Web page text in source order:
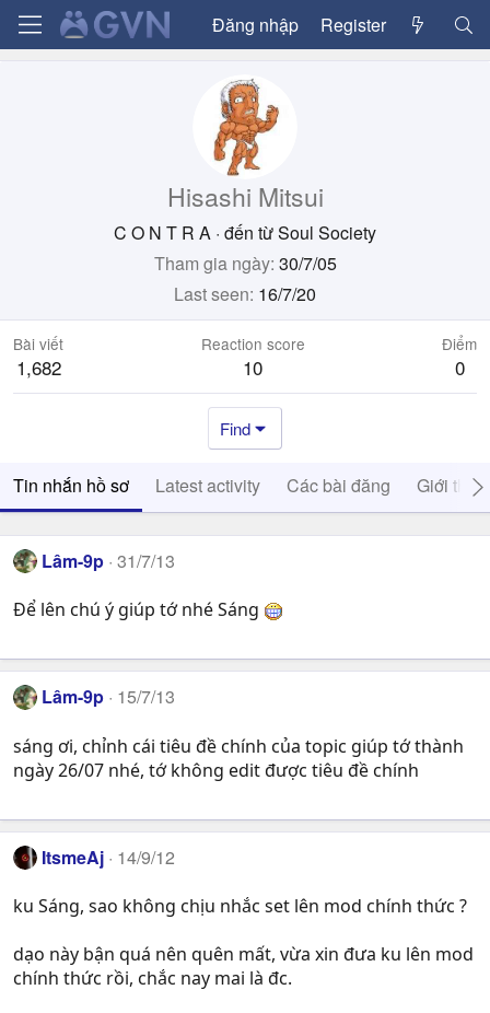
Đăng nhập Register
Hisashi Mitsui
C O N T R A · đến từSoul Society
Tham gia ngày 30/7/05
Last seen 16/7/20
Bài viết
1,682
Reaction score
10
Điểm
0
Find
Tin nhắn hồ sơ Latest activity Các bài đăng Giới thiệu
Lâm-9p 31/7/13
Để lên chú ý giúp tớ nhé Sáng
Lâm-9p 15/7/13
sáng ơi, chỉnh cái tiêu đề chính của topic giúp tớ thành
ngày 26/07 nhé, tớ không edit được tiêu đề chính
ItsmeAj 14/9/12
ku Sáng, sao không chịu nhắc set lên mod chính thức ?
dạo này bận quá nên quên mất, vừa xin đưa ku lên mod
chính thức rồi, chắc nay mai là đc.